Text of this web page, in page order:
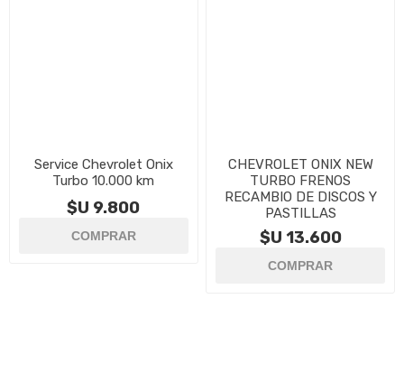
Service Chevrolet Onix
Turbo 10.000 km
$U 9.800
CHEVROLET ONIX NEW
TURBO FRENOS
RECAMBIO DE DISCOS Y
PASTILLAS
$U 13.600